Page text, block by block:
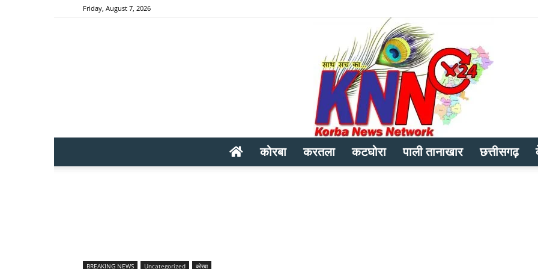
Friday, August 7, 2026
कोरबा करतला कटघोरा पाली तानाखार छत्तीसगढ़
BREAKING NEWS Uncategorized कोरबा